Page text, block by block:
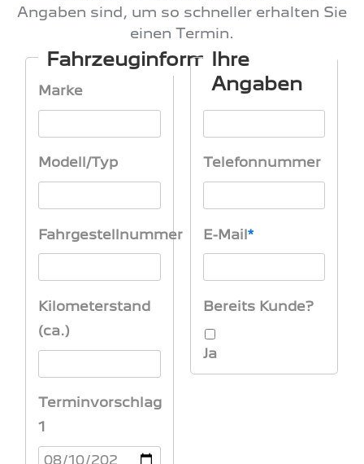
Angaben sind, um so schneller erhalten Sie
einen Termin.
Fahrzeuginformationen
Marke
Modell/Typ
Fahrgestellnummer
Kilometerstand
(ca.)
Terminvorschlag
1
Ihre
Angaben
Name
Telefonnummer
E-Mail
Bereits Kunde?
Ja